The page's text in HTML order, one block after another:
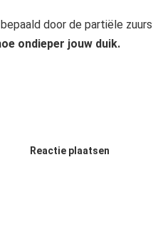
door de partiële
ondieper jouw duik.
Reactie plaatsen